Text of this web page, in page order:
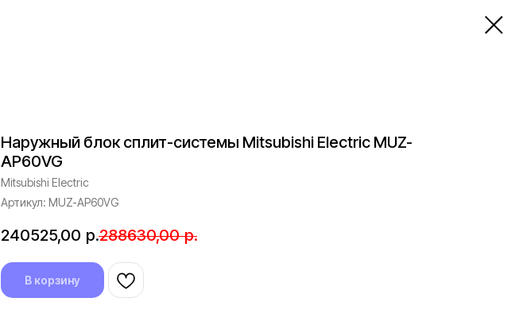
Наружный блок сплит-системы Mitsubishi Electric MUZ-
AP60VG
Mitsubishi Electric
Артикул: MUZ-AP60VG
240525,00 р.288630,00 р.
В корзину